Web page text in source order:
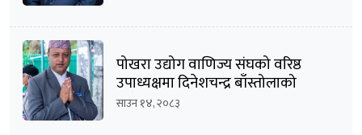
पोखरा उद्योग वाणिज्य संघको वरिष्ठ
उपाध्यक्षमा दिनेशचन्द्र बाँस्तोलाको
उम्मेदवारी घोषणा
साउन १४, २०८३